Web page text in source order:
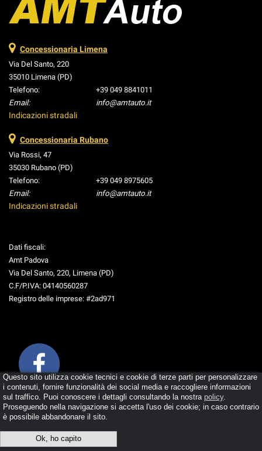
Concessionaria Limena
Via Del Santo, 220
35010 Limena (PD)
Telefono:
+39 049 8841011
Email:
info@amtauto.it
Indicazioni stradali
Concessionaria Rubano
Via Rossi, 47
35030 Rubano (PD)
Telefono:
+39 049 8975605
Email:
info@amtauto.it
Indicazioni stradali
Dati fiscali:
Amt Padova
Via Del Santo, 220, Limena (PD)
C.F/P.IVA: 04140560287
Registro delle imprese: #2ad971
Copyright © 2026 GestionaleAuto.com S.r.l., Tutti i diritti riservati -
Leggi l'informativa sulla privacy-Cookie Policy
Questo sito utilizza cookie tecnici e cookie di terze parti per personalizzare
i contenuti, fornire funzionalità dei social media e raccogliere informazioni
sul traffico. Puoi conoscere i dettagli consultando la nostra policy.
Proseguendo nella navigazione si accetta l'uso dei cookie; in caso contrario
è possibile abbandonare il sito.